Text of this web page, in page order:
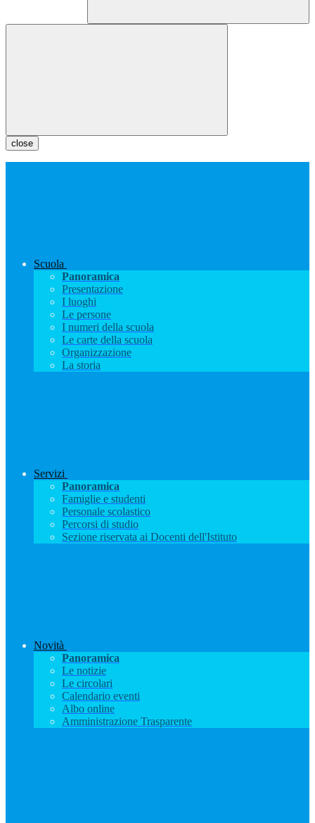
close
Scuola
Panoramica
Presentazione
I luoghi
Le persone
I numeri della scuola
Le carte della scuola
Organizzazione
La storia
Servizi
Panoramica
Famiglie e studenti
Personale scolastico
Percorsi di studio
Sezione riservata ai Docenti dell'Istituto
Novità
Panoramica
Le notizie
Le circolari
Calendario eventi
Albo online
Amministrazione Trasparente